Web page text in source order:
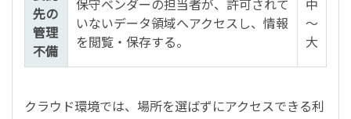
先の
管理
不備
いないデータ領域へアクセスし、情報
を閲覧・保存する。
〜
大
クラウド環境では、場所を選ばずにアクセスできる利